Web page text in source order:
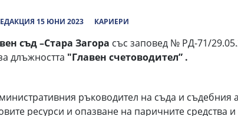
15 ЮНИ 2023 КАРИЕРИ
съд –Стара Загора със заповед № РД-71/
длъжността "Главен счетоводител” .
ръководител на съда и съдебния
ресурси и опазване на паричните средства